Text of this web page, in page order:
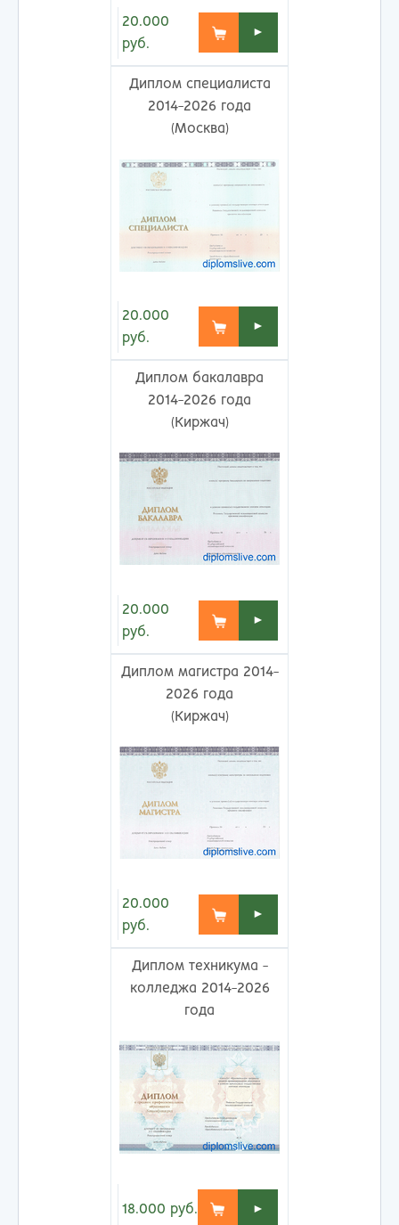
20.000
руб.
►
Диплом специалиста
2014-2026 года
(Москва)
20.000
руб.
►
Диплом бакалавра
2014-2026 года
(Киржач)
20.000
руб.
►
Диплом магистра 2014-
2026 года
(Киржач)
20.000
руб.
►
Диплом техникума -
колледжа 2014-2026
года
18.000 руб. ►